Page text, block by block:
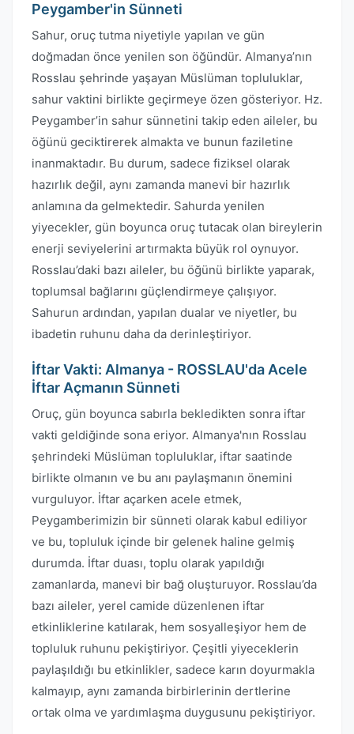
Peygamber'in Sünneti
Sahur, oruç tutma niyetiyle yapılan ve gün
doğmadan önce yenilen son öğündür. Almanya’nın
Rosslau şehrinde yaşayan Müslüman topluluklar,
sahur vaktini birlikte geçirmeye özen gösteriyor. Hz.
Peygamber’in sahur sünnetini takip eden aileler, bu
öğünü geciktirerek almakta ve bunun faziletine
inanmaktadır. Bu durum, sadece fiziksel olarak
hazırlık değil, aynı zamanda manevi bir hazırlık
anlamına da gelmektedir. Sahurda yenilen
yiyecekler, gün boyunca oruç tutacak olan bireylerin
enerji seviyelerini artırmakta büyük rol oynuyor.
Rosslau’daki bazı aileler, bu öğünü birlikte yaparak,
toplumsal bağlarını güçlendirmeye çalışıyor.
Sahurun ardından, yapılan dualar ve niyetler, bu
ibadetin ruhunu daha da derinleştiriyor.
İftar Vakti: Almanya - ROSSLAU'da Acele
İftar Açmanın Sünneti
Oruç, gün boyunca sabırla bekledikten sonra iftar
vakti geldiğinde sona eriyor. Almanya'nın Rosslau
şehrindeki Müslüman topluluklar, iftar saatinde
birlikte olmanın ve bu anı paylaşmanın önemini
vurguluyor. İftar açarken acele etmek,
Peygamberimizin bir sünneti olarak kabul ediliyor
ve bu, topluluk içinde bir gelenek haline gelmiş
durumda. İftar duası, toplu olarak yapıldığı
zamanlarda, manevi bir bağ oluşturuyor. Rosslau’da
bazı aileler, yerel camide düzenlenen iftar
etkinliklerine katılarak, hem sosyalleşiyor hem de
topluluk ruhunu pekiştiriyor. Çeşitli yiyeceklerin
paylaşıldığı bu etkinlikler, sadece karın doyurmakla
kalmayıp, aynı zamanda birbirlerinin dertlerine
ortak olma ve yardımlaşma duygusunu pekiştiriyor.